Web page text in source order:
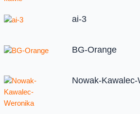
ai-3
BG-Orange
Nowak-Kawalec-